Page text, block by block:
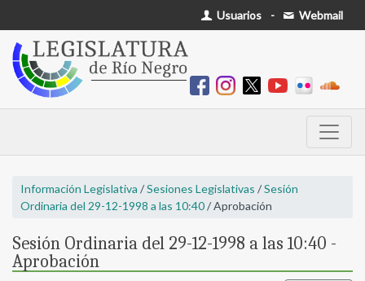
Usuarios - Webmail
Información Legislativa /Sesiones Legislativas /Sesión
Ordinaria del 29-12-1998 a las 10:40/ Aprobación
Sesión Ordinaria del 29-12-1998 a las 10:40 -
Aprobación